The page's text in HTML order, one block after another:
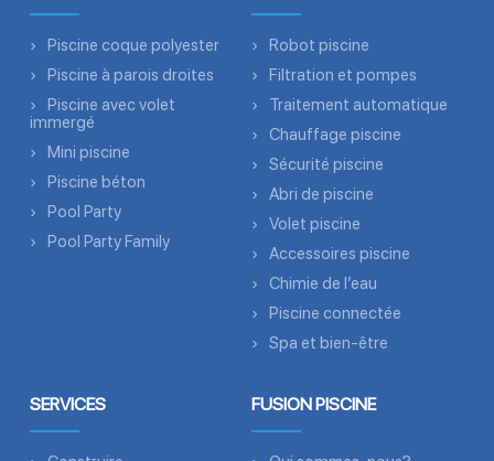
Piscine coque polyester
Piscine à parois droites
Piscine avec volet
immergé
Mini piscine
Piscine béton
Pool Party
Pool Party Family
Robot piscine
Filtration et pompes
Traitement automatique
Chauffage piscine
Sécurité piscine
Abri de piscine
Volet piscine
Accessoires piscine
Chimie de l’eau
Piscine connectée
Spa et bien-être
SERVICES FUSION PISCINE